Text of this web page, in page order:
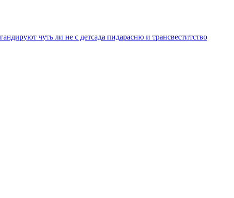
чуть ли не с детсада пидарасню и трансвеститство